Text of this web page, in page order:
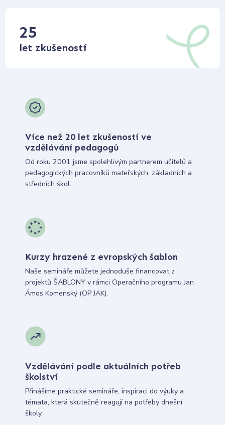
25
let zkušeností
Více než 20 let zkušeností ve
vzdělávání pedagogů
Od roku 2001 jsme spolehlivým partnerem učitelů a
pedagogických pracovníků mateřských, základních a
středních škol.
Kurzy hrazené z evropských šablon
Naše semináře můžete jednoduše financovat z
projektů ŠABLONY v rámci Operačního programu Jan
Ámos Komenský (OP JAK).
Vzdělávání podle aktuálních potřeb
školství
Přinášíme praktické semináře, inspiraci do výuky a
témata, která skutečně reagují na potřeby dnešní
školy.